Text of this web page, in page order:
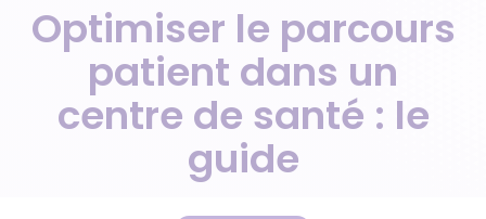
Optimiser le parcours
patient dans un
centre de santé : le
guide